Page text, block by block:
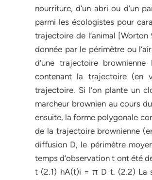
nourriture, d’un abri ou d’un
parmi les écologistes pour
trajectoire de l’animal
donnée par le périmètre ou
d’une trajectoire
contenant la trajectoire (en
trajectoire. Si l’on plante un
marcheur brownien au cours
ensuite, la forme polygonale
de la trajectoire brownienne
diffusion D, le périmètre
temps d’observation t ont été
t (2.1) hA(t)i = π D t. (2.2) La